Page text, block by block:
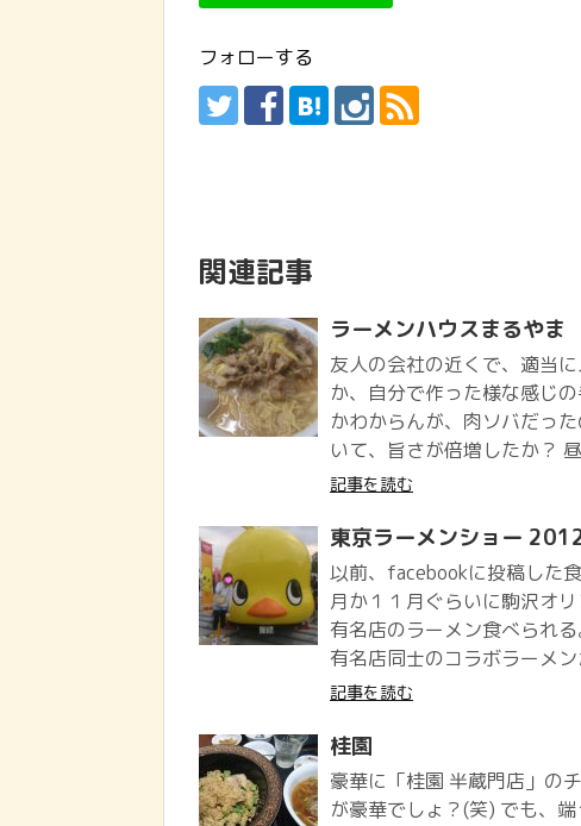
フォローする
関連記事
ラーメンハウスまるやま
友人の会社の近くで、適当
か、自分で作った様な感じ
かわからんが、肉ソバだっ
いて、旨さが倍増したか？
記事を読む
東京ラーメンショー
以前、facebookに投稿した
月か１１月ぐらいに駒沢オ
有名店のラーメン食べられ
有名店同士のコラボラーメ
記事を読む
桂園
豪華に「桂園 半蔵門店」の
が豪華でしょ？(笑) でも、